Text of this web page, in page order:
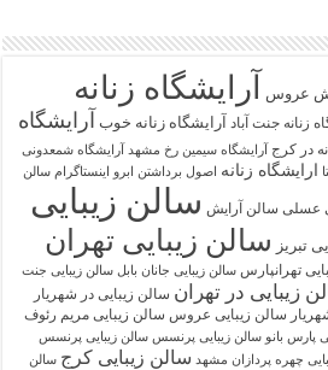
عروس آرایشگاه زنانه
زنانه جنت آباد آرایشگاه زنانه خوب آرایشگاه
در کرج آرایشگاه سیمین رخ مشهد
آرایشگاه شمعدونی
ارایشگاه زنانه اصول برداشتن ابرو اینستاگرام سالن
عسلی سالن آرایش سالن زیبایی
تبریز سالن زیبایی تهران
تهرانپارس سالن زیبایی جانان بابل سالن زیبایی جنت
زیبایی در تهران سالن زیبایی در شهریار
سالن زیبایی عروس سالن زیبایی مریم رئوف
پارس بانو سالن زیبایی پرنسس سالن زیبایی پرنسس
چهره پردازان مشهد سالن زیبایی کرج سالن